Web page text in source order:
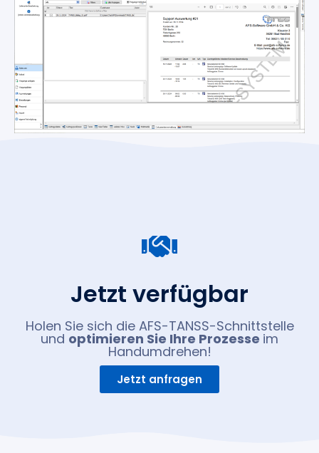
Jetzt verfügbar
Holen Sie sich die AFS-TANSS-Schnittstelle
und optimieren Sie Ihre Prozesse im
Handumdrehen!
Jetzt anfragen